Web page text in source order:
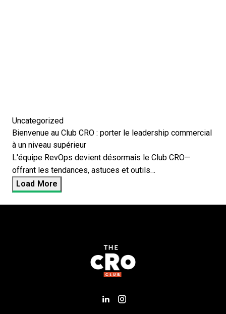
Uncategorized
Bienvenue au Club CRO : porter le leadership commercial
à un niveau supérieur
L'équipe RevOps devient désormais le Club CRO—
offrant les tendances, astuces et outils…
Load More
Add us on LinkedIn
Follow us on